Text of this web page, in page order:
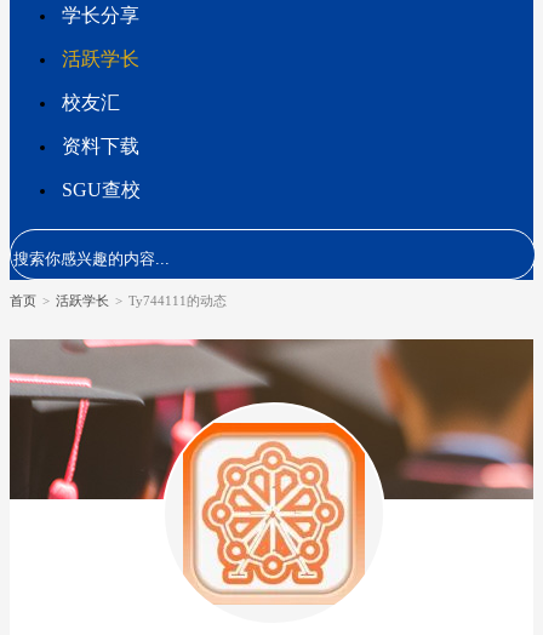
学长分享
活跃学长
校友汇
资料下载
SGU查校
首页 > 活跃学长 > Ty744111的动态